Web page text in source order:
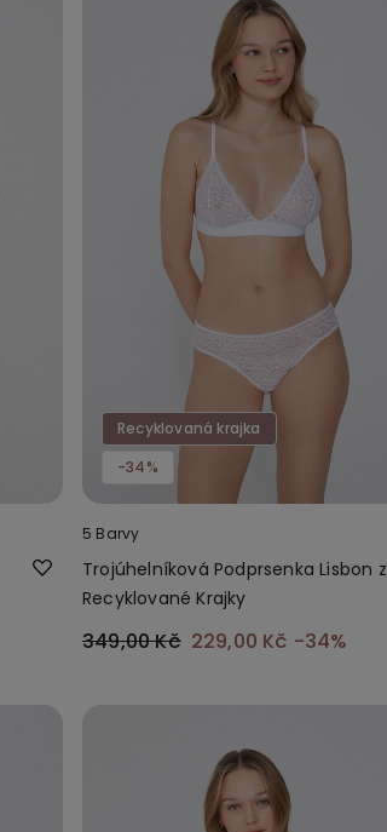
Recyklovaná krajka
-34%
5 Barvy
Trojúhelníková Podprsenka Lisbon z
Recyklované Krajky
349,00 Kč 229,00 Kč -34%